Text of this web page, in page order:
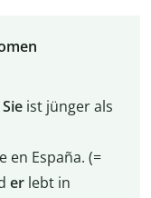
Sie ist jünger als
en España. (=
er lebt in